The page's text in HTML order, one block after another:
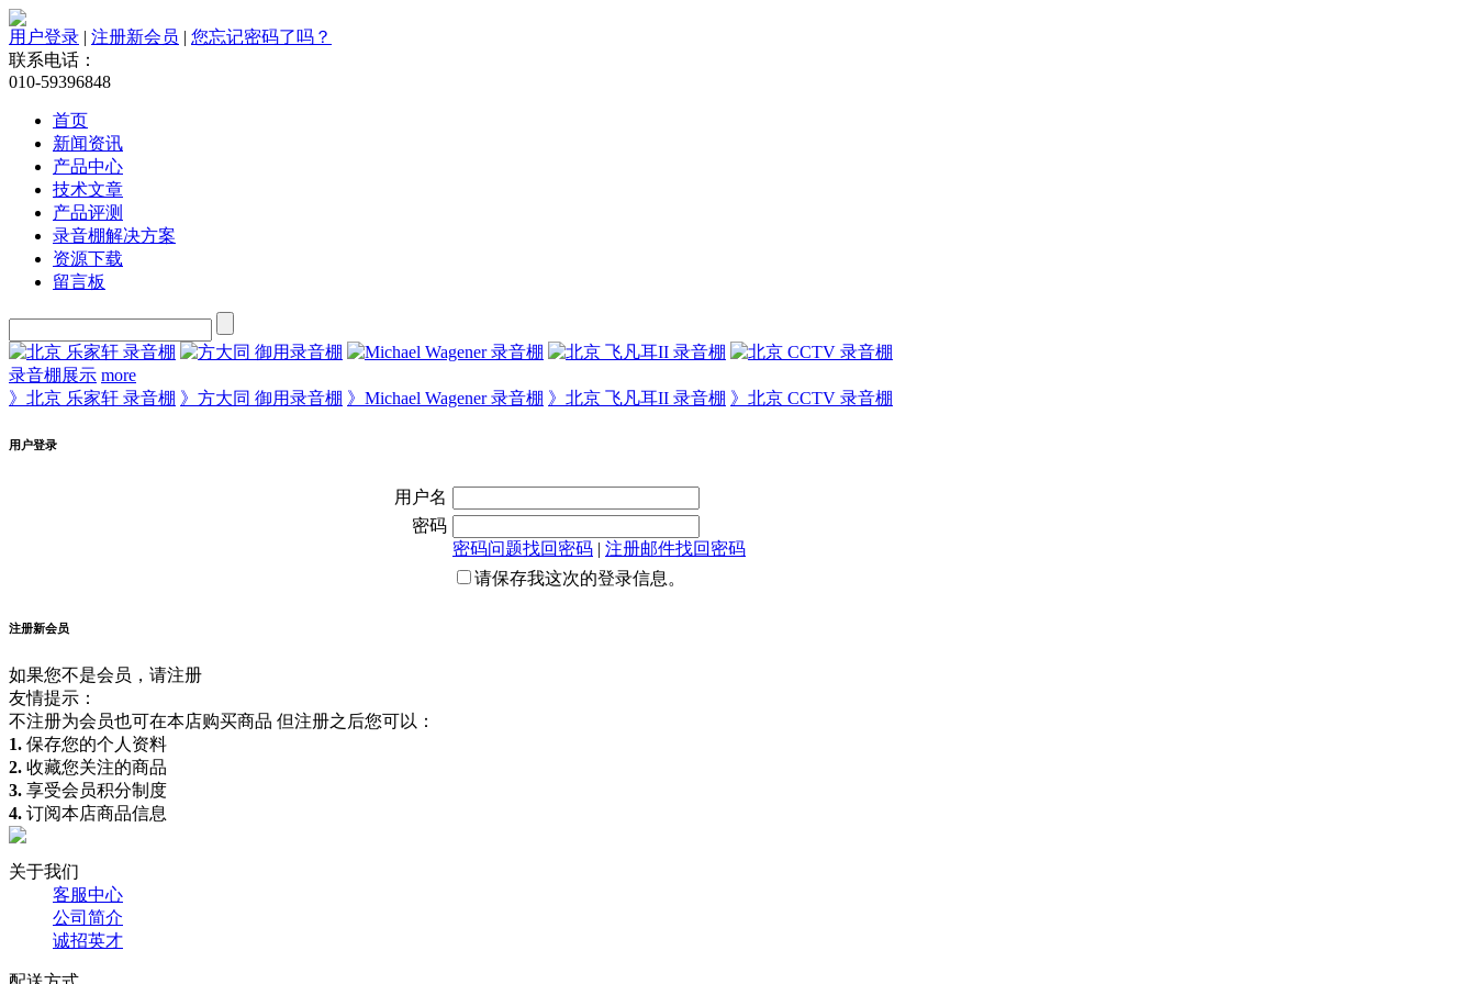
用户登录 | 注册新会员 | 您忘记密码了吗？
联系电话：
010-59396848
首页
新闻资讯
产品中心
技术文章
产品评测
录音棚解决方案
资源下载
留言板
录音棚展示 more
》北京 乐家轩 录音棚 》方大同 御用录音棚 》Michael Wagener 录音棚 》北京 飞凡耳II 录音棚 》北京 CCTV 录音棚
用户登录
用户名
密码
密码问题找回密码 | 注册邮件找回密码
请保存我这次的登录信息。
注册新会员
如果您不是会员，请注册
友情提示：
不注册为会员也可在本店购买商品 但注册之后您可以：
1. 保存您的个人资料
2. 收藏您关注的商品
3. 享受会员积分制度
4. 订阅本店商品信息
关于我们
客服中心
公司简介
诚招英才